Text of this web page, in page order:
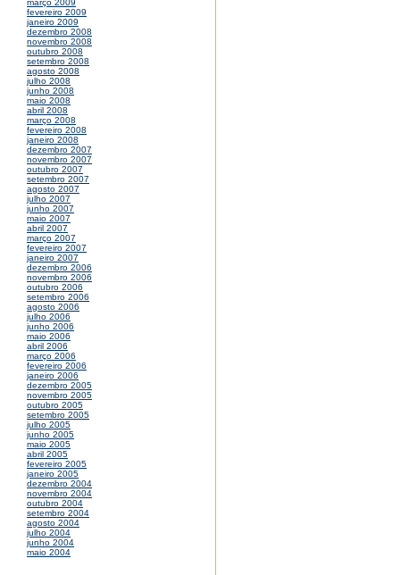
março 2009
fevereiro 2009
janeiro 2009
dezembro 2008
novembro 2008
outubro 2008
setembro 2008
agosto 2008
julho 2008
junho 2008
maio 2008
abril 2008
março 2008
fevereiro 2008
janeiro 2008
dezembro 2007
novembro 2007
outubro 2007
setembro 2007
agosto 2007
julho 2007
junho 2007
maio 2007
abril 2007
março 2007
fevereiro 2007
janeiro 2007
dezembro 2006
novembro 2006
outubro 2006
setembro 2006
agosto 2006
julho 2006
junho 2006
maio 2006
abril 2006
março 2006
fevereiro 2006
janeiro 2006
dezembro 2005
novembro 2005
outubro 2005
setembro 2005
julho 2005
junho 2005
maio 2005
abril 2005
fevereiro 2005
janeiro 2005
dezembro 2004
novembro 2004
outubro 2004
setembro 2004
agosto 2004
julho 2004
junho 2004
maio 2004